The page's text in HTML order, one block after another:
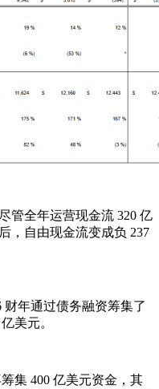
管全年运营现金流 320 亿
，自由现金流变成负 237
财年通过债务融资筹集了
美元。
集 400 亿美元资金，其